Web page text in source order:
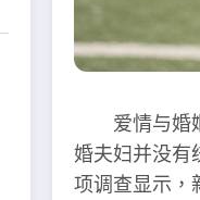
爱情与婚姻
婚夫妇并没有
项调查显示，